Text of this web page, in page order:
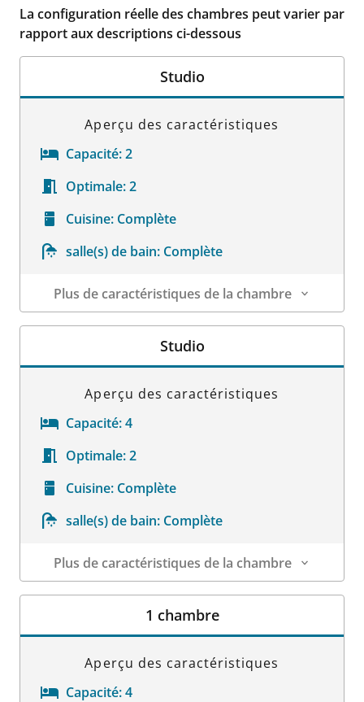
La configuration réelle des chambres peut varier par
rapport aux descriptions ci-dessous
Studio
Aperçu des caractéristiques
Capacité:2
Optimale:2
Cuisine: Complète
salle(s) de bain: Complète
Plus de caractéristiques de la chambre
Détails sur la chambre
Studio
Aperçu des caractéristiques
Capacité:4
Optimale:2
Cuisine: Complète
salle(s) de bain: Complète
Plus de caractéristiques de la chambre
Détails sur la chambre
1 chambre
Aperçu des caractéristiques
Capacité:4